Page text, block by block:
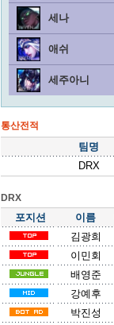
세나
애쉬
세주아니
통산전적
팀명
DRX
DRX
포지션 이름
김광희
이민회
배영준
강예후
박진성